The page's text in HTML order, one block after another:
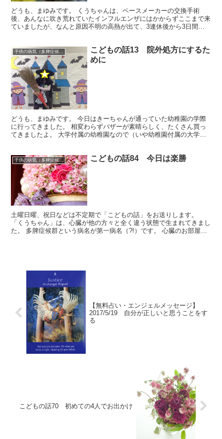
どうも、まゆみです。 くうちゃんは、ペースメーカーの交換手術
後、あんなに吹き荒れていたインフルエンザにはかからずここまで来
ていましたが、なんと原因不明の高熱が出て、3連休後から3日間学
子供の病気（多脾症候群）
こどもの話13 院外処方にするた
めに
どうも、まゆみです。 今日はきーちゃんが通っていた幼稚園の学際
に行ってきました。 相変わらずバザーが素晴らしく、たくさん買っ
てきましたよ。 大学付属の幼稚園なので（いや幼稚園付属の大学か
子供の病気（多脾症候群） こどもの話84 今日は楽勝
土曜日曜、祝日などは不定期で「こどもの話」をお送りします。
「くうちゃん」は、心臓が他の方々と全く違う状態で生まれてきまし
た。 多脾症候群という病名が第一病名（?!）です。 心臓のお部屋が4
【無料占い・エンジェルメッセージ】
2017/5/19 自分が正しいと思うことをす
る
こどもの話70 初めての4人でお出かけ